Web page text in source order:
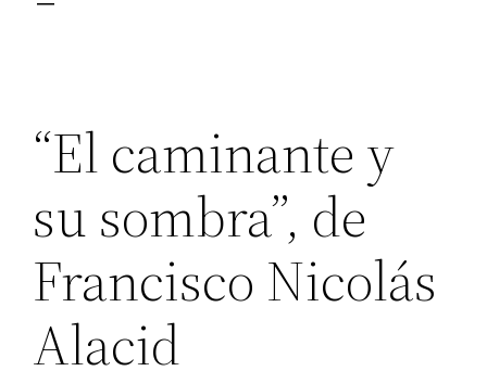
“El caminante y
su sombra”, de
Francisco Nicolás
Alacid